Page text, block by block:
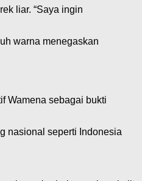
liar. “Saya ingin
warna menegaskan
Wamena sebagai bukti
nasional seperti Indonesia